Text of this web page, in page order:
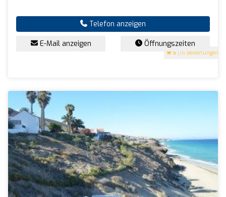
5 (15 Bewertungen)
Telefon anzeigen
E-Mail anzeigen Öffnungszeiten